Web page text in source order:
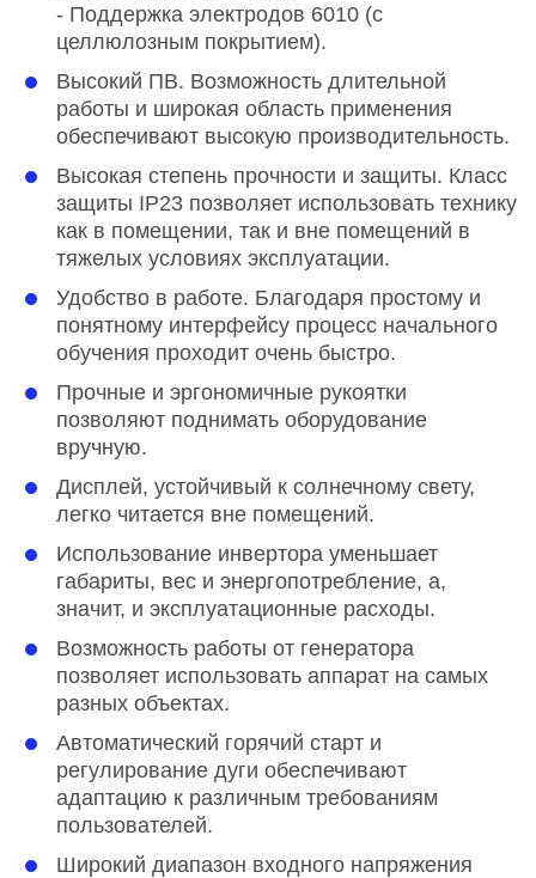
- Поддержка электродов 6010 (с
целлюлозным покрытием).
Высокий ПВ. Возможность длительной
работы и широкая область применения
обеспечивают высокую производительность.
Высокая степень прочности и защиты. Класс
защиты IP23 позволяет использовать технику
как в помещении, так и вне помещений в
тяжелых условиях эксплуатации.
Удобство в работе. Благодаря простому и
понятному интерфейсу процесс начального
обучения проходит очень быстро.
Прочные и эргономичные рукоятки
позволяют поднимать оборудование
вручную.
Дисплей, устойчивый к солнечному свету,
легко читается вне помещений.
Использование инвертора уменьшает
габариты, вес и энергопотребление, а,
значит, и эксплуатационные расходы.
Возможность работы от генератора
позволяет использовать аппарат на самых
разных объектах.
Автоматический горячий старт и
регулирование дуги обеспечивают
адаптацию к различным требованиям
пользователей.
Широкий диапазон входного напряжения